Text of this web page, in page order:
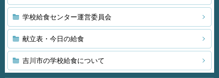
学校給食センター運営委員会
献立表・今日の給食
吉川市の学校給食について